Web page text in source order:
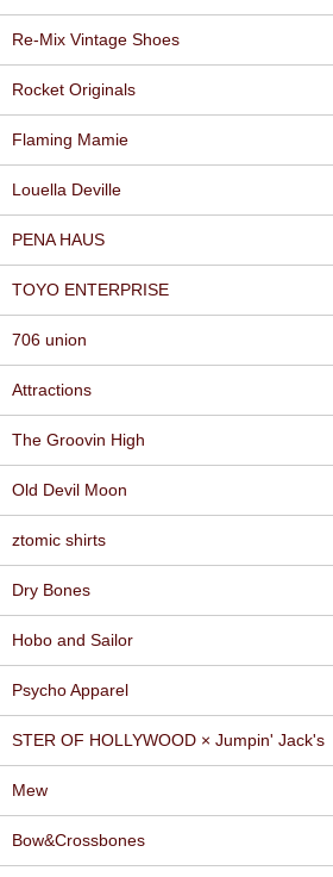
Re-Mix Vintage Shoes
Rocket Originals
Flaming Mamie
Louella Deville
PENA HAUS
TOYO ENTERPRISE
706 union
Attractions
The Groovin High
Old Devil Moon
ztomic shirts
Dry Bones
Hobo and Sailor
Psycho Apparel
STER OF HOLLYWOOD × Jumpin' Jack's
Mew
Bow&Crossbones